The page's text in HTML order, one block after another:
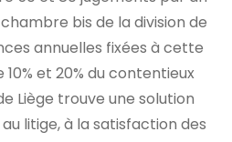
bis de la division de
annuelles fixées à cette
et 20% du contentieux
Liège trouve une solution
litige, à la satisfaction des